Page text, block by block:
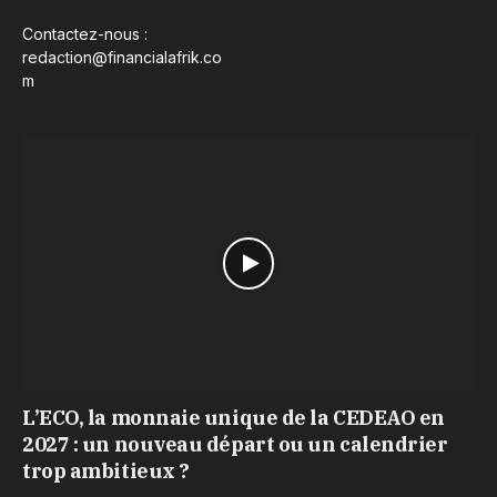
Contactez-nous :
redaction@financialafrik.co
m
L’ECO, la monnaie unique de la CEDEAO en
2027 : un nouveau départ ou un calendrier
trop ambitieux ?